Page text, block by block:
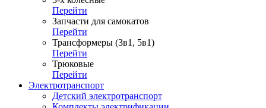
Перейти
Запчасти для самокатов
Перейти
Трансформеры (3в1, 5в1)
Перейти
Трюковые
Перейти
Электротранспорт
Детский электротранспорт